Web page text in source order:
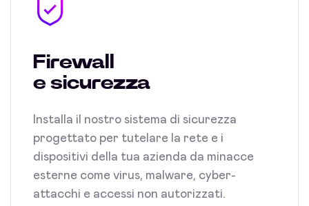
Firewall
e sicurezza
Installa il nostro sistema di sicurezza
progettato per tutelare la rete e i
dispositivi della tua azienda da minacce
esterne come virus, malware, cyber-
attacchi e accessi non autorizzati.